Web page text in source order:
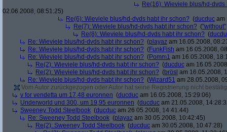
Re(16): Wieviele blus/hd-
02.06.2008, 08:51:25)
Re(6): Wieviele blus/hd-dvds habt ihr schon? (ducduc am
Re(7): Wieviele blus/hd-dvds habt ihr schon? ("without"
Re(8): Wieviele blus/hd-dvds habt ihr schon? (
Re: Wieviele blus/hd-dvds habt ihr schon? (playaz am 16.05.2008,
Re: Wieviele blus/hd-dvds habt ihr schon? (FunkFish am 16.05.2008,
Re: Wieviele blus/hd-dvds habt ihr schon? (Pomm1 am 16.05.2008,
Re(2): Wieviele blus/hd-dvds habt ihr schon? (ducduc am
Re(2): Wieviele blus/hd-dvds habt ihr schon? (brösl am 16.05.2008,
Re: Wieviele blus/hd-dvds habt ihr schon? (Wizard51 am 28.05.2008,
Vom Autor zurückgezogen oder Autor hat seine Registrierung nicht
v for vendetta um 17,48 euronnen (ducduc am 16.05.2008, 15:29:06)
Underworld und 300, um 19,95 euronnen (ducduc am 21.05.2008,
Sweeney Todd Steelbook (ducduc am 26.05.2008, 14:41:44)
Re: Sweeney Todd Steelbook (playaz am 30.05.2008, 10:42:45)
Re(2): Sweeney Todd Steelbook (ducduc am 30.05.2008, 10:47:28)